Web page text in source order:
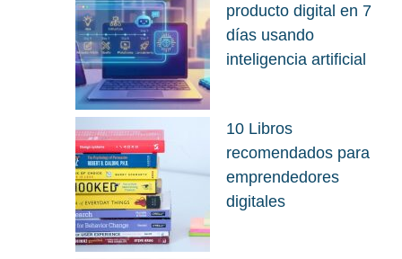
producto digital en 7
días usando
inteligencia artificial
10 Libros
recomendados para
emprendedores
digitales